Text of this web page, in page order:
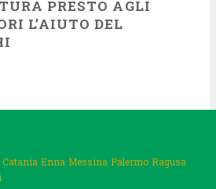
PRESTO AGLI
L’AIUTO DEL
Catania Enna Messina Palermo Ragusa